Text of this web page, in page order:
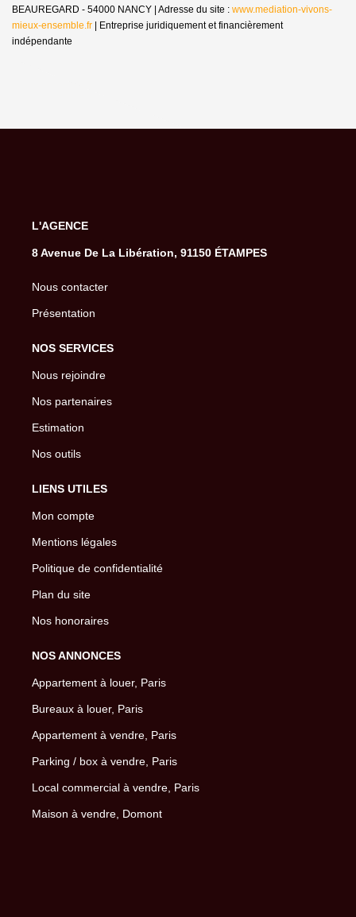
BEAUREGARD - 54000 NANCY | Adresse du site : www.mediation-vivons-
mieux-ensemble.fr | Entreprise juridiquement et financièrement
indépendante
L'AGENCE
8 Avenue De La Libération, 91150 ÉTAMPES
Nous contacter
Présentation
NOS SERVICES
Nous rejoindre
Nos partenaires
Estimation
Nos outils
LIENS UTILES
Mon compte
Mentions légales
Politique de confidentialité
Plan du site
Nos honoraires
NOS ANNONCES
Appartement à louer, Paris
Bureaux à louer, Paris
Appartement à vendre, Paris
Parking / box à vendre, Paris
Local commercial à vendre, Paris
Maison à vendre, Domont